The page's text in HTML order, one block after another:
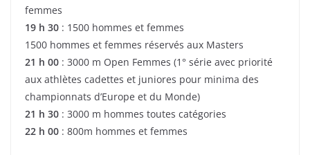
femmes
19 h 30 : 1500 hommes et femmes
1500 hommes et femmes réservés aux Masters
21 h 00 : 3000 m Open Femmes (1° série avec priorité
aux athlètes cadettes et juniores pour minima des
championnats d’Europe et du Monde)
21 h 30 : 3000 m hommes toutes catégories
22 h 00 : 800m hommes et femmes